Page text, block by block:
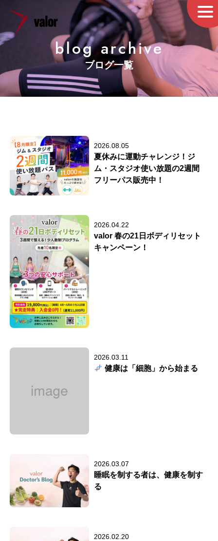
blog archive
ブログ一覧
2026.08.05
夏休みに運動チャレンジ！ジ
ム・スタジオ使い放題の2週間
フリーパス販売中！
2026.04.22
valor 春の21日ボディリセット
キャンペーン！
2026.03.11
健康は「細胞」から始まる
2026.03.07
睡眠を制する者は、健康を制す
る
2026.02.20